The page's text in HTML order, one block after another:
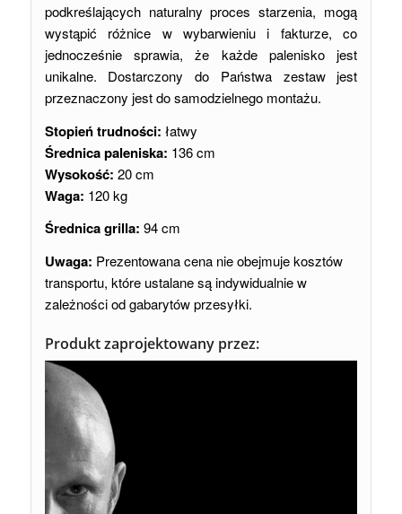
podkreślających naturalny proces starzenia, mogą
wystąpić różnice w wybarwieniu i fakturze, co
jednocześnie sprawia, że każde palenisko jest
unikalne. Dostarczony do Państwa zestaw jest
przeznaczony jest do samodzielnego montażu.
Stopień trudności: łatwy
Średnica paleniska: 136 cm
Wysokość: 20 cm
Waga: 120 kg
Średnica grilla: 94 cm
Uwaga: Prezentowana cena nie obejmuje kosztów
transportu, które ustalane są indywidualnie w
zależności od gabarytów przesyłki.
Produkt zaprojektowany przez: